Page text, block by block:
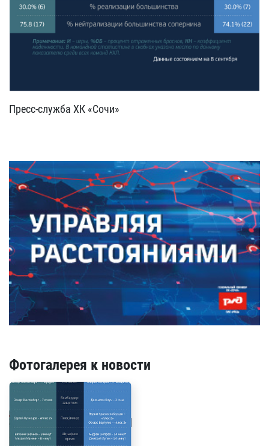
Пресс-служба ХК «Сочи»
Фотогалерея к новости